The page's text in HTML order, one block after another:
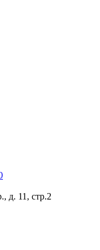
д. 11, стр.2